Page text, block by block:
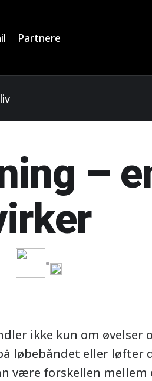
Partnere
–
ikke kun om øvelser
løbebåndet eller løfter
være forskellen